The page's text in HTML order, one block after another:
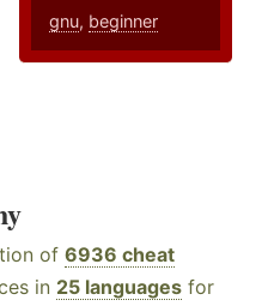
gnu, beginner
of 6936 cheat
in 25 languages for